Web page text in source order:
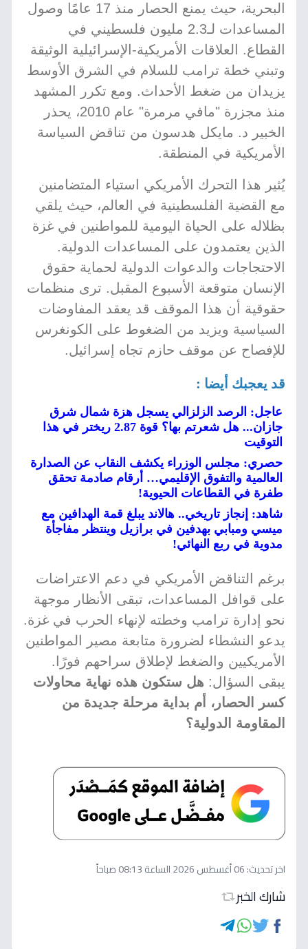
البحرية، حيث يمنع الحصار منذ 17 عامًا وصول
المساعدات لـ2.3 مليون فلسطيني في
القطاع. العلاقات الأمريكية-الإسرائيلية الوثيقة
وتبني خطة ترامب للسلام في الشرق الأوسط
يزيدان من ضغط الأحداث. ومع تكرر المشهد
منذ مجزرة "مافي مرمرة" عام 2010، يحذر
الخبير د. مايكل هدسون من تناقض السياسة
الأمريكية في المنطقة.
يُثير هذا التحرك الأمريكي استياء المتضامنين
مع القضية الفلسطينية في العالم، حيث يلقي
بظلاله على الحياة اليومية للمواطنين في غزة
الذين يعتمدون على المساعدات الدولية.
الاحتجاجات والدعوات الدولية لحماية حقوق
الإنسان متوقعة الأسبوع المقبل. ترى منظمات
حقوقية أن هذا الموقف قد يعقد المفاوضات
السياسية ويزيد من الضغوط على الكونغرس
للإفصاح عن موقف حازم تجاه إسرائيل.
قد يعجبك أيضا :
عاجل: الرصد الزلزالي يسجل هزة شمال شرق
جازان... هل شعرتم بها؟ قوة 2.87 ريختر في هذا
التوقيت
حصري: مجلس الوزراء يكشف النقاب عن الصدارة
العالمية والتفوق الإقليمي… أرقام صادمة تحقق
طفرة في القطاعات الحيوية!
شاهد: إنجاز تاريخي.. هالاند يبلغ قمة الهدافين مع
ميسي ومبابي بهدفين في برازيل وينتظر مفاجأة
مدوية في ربع النهائي!
برغم التناقض الأمريكي في دعم الاعتراضات
على قوافل المساعدات، تبقى الأنظار موجهة
نحو إدارة ترامب وخطته لإنهاء الحرب في غزة.
يدعو النشطاء لضرورة متابعة مصير المواطنين
الأمريكيين والضغط لإطلاق سراحهم فورًا.
يبقى السؤال: هل ستكون هذه نهاية محاولات
كسر الحصار، أم بداية مرحلة جديدة من
المقاومة الدولية؟
اخر تحديث:06 أغسطس 2026 الساعة 08:13 صباحاً
شارك الخبر